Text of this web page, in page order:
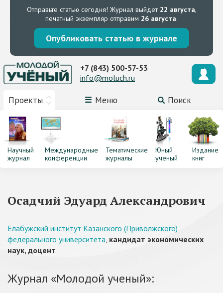
Отправьте статью сегодня! Журнал выйдет 22 августа,
печатный экземпляр отправим 26 августа.
Опубликовать статью в журнале
Проекты Меню Поиск
+7 (843) 500-57-53
info@moluch.ru
Научный
журнал
Международные
конференции
Тематические
журналы
Юный
ученый
Издание
книг
Осадчий Эдуард Александрович
Елабужский институт Казанского (Приволжского)
федерального университета, кандидат экономических
наук, доцент
Журнал «Молодой ученый»: